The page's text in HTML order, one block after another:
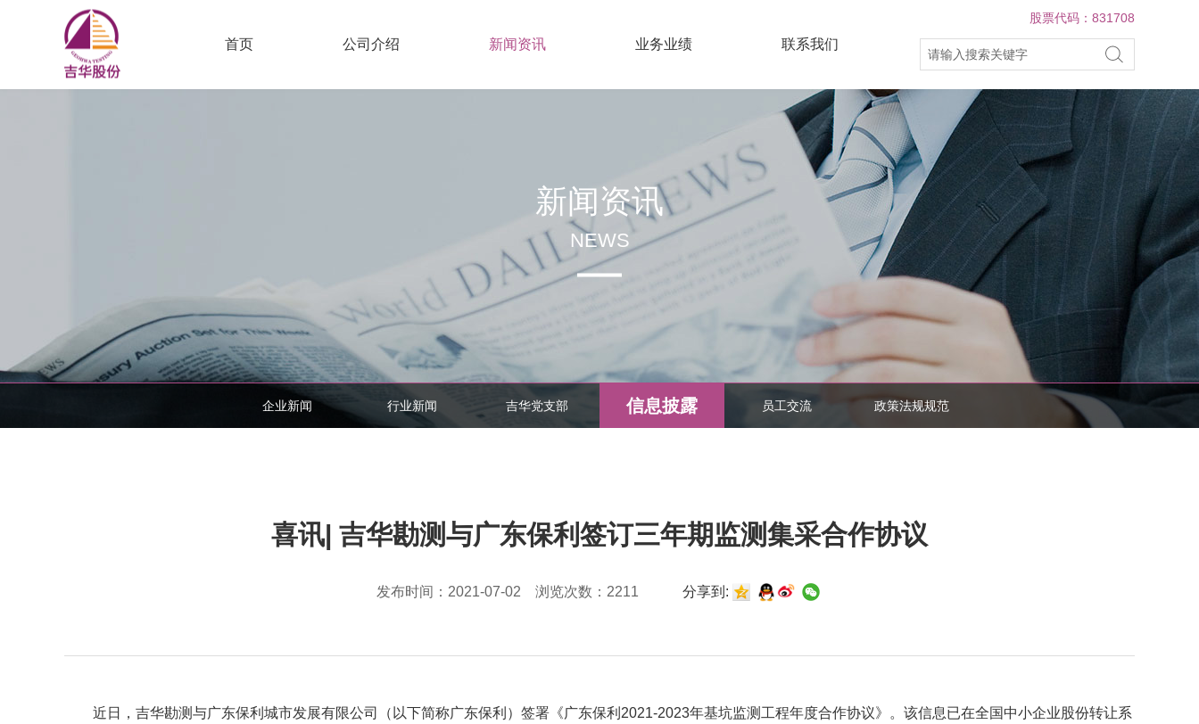
首页 公司介绍 新闻资讯 业务业绩 联系我们
股票代码：831708
新闻资讯
NEWS
企业新闻 行业新闻 吉华党支部 信息披露 员工交流 政策法规规范
喜讯| 吉华勘测与广东保利签订三年期监测集采合作协议
发布时间：2021-07-02 浏览次数：2211 分享到:
近日，吉华勘测与广东保利城市发展有限公司（以下简称广东保利）签署《广东保利2021-2023年基坑监测工程年度合作协议》。该信息已在全国中小企业股份转让系